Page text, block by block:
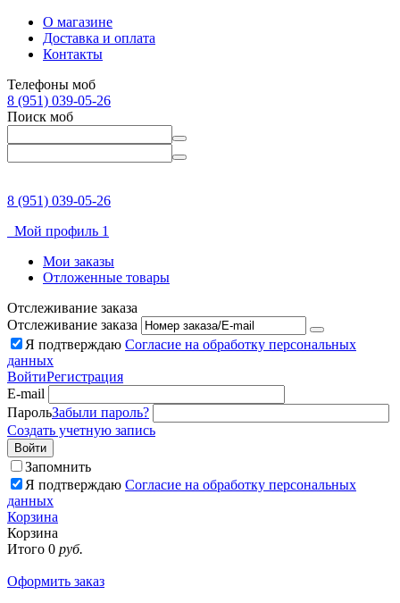
О магазине
Доставка и оплата
Контакты
Телефоны моб
8 (951) 039-05-26
Поиск моб
8 (951) 039-05-26
Мой профиль 1
Мои заказы
Отложенные товары
Отслеживание заказа
Отслеживание заказа
Я подтверждаю Согласие на обработку персональных
данных
ВойтиРегистрация
E-mail
ПарольЗабыли пароль?
Создать учетную запись
Войти
Запомнить
Я подтверждаю Согласие на обработку персональных
данных
Корзина
Корзина
Итого 0 руб.
Оформить заказ